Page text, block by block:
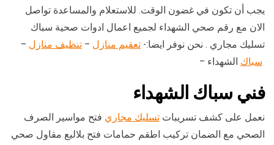
يجب أن تكون في غضون الوقت. للاستعلام والمساعدة تواصل
الان مع رقم صحي الشهداء لجميع اعمال ادوات صحية سباك
تسليك مجاري . نحن نوفر ايضا:- تعقيم منازل – تنظيف منازل –
سباك الشهداء –
فني سباك الشهداء
نعمل على كشف تسريبات تسليك مجاري فتح مواسير الصرف
الصحي مع الضمان تركيب اطقم حمامات فتح بلاليع مقاول صحي